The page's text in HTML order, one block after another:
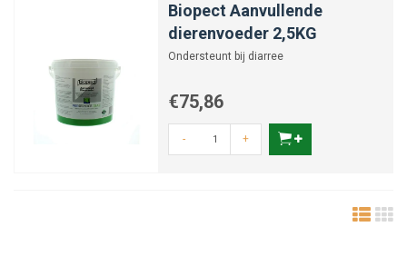
Biopect Aanvullende
dierenvoeder 2,5KG
Ondersteunt bij diarree
€75,86
- +